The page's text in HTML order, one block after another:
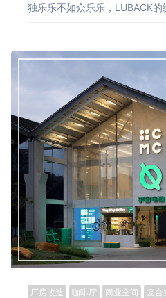
独乐乐不如众乐乐，LUBACK
厂房改造 咖啡厅 商业空间 复合